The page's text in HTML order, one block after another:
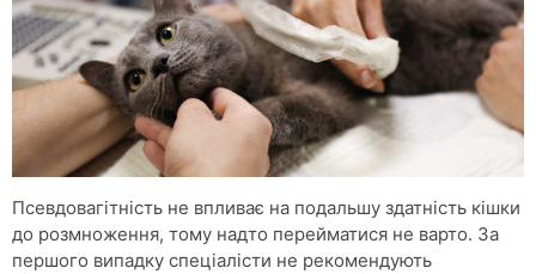
Псевдовагітність не впливає на подальшу здатність кішки
до розмноження, тому надто перейматися не варто. За
першого випадку спеціалісти не рекомендують